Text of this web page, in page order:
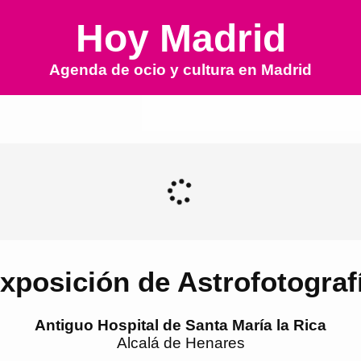
Hoy Madrid
Agenda de ocio y cultura en Madrid
de
Antiguo Hospital de Santa María la Rica
Alcalá de Henares